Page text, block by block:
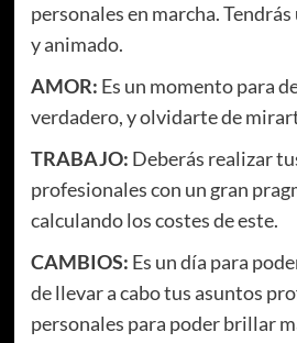
personales en marcha.
y animado.
AMOR: Es un momento para
verdadero, y olvidarte de
TRABAJO: Deberás realizar
profesionales con un gran
calculando los costes de este.
CAMBIOS: Es un día para
de llevar a cabo tus asuntos
personales para poder brillar